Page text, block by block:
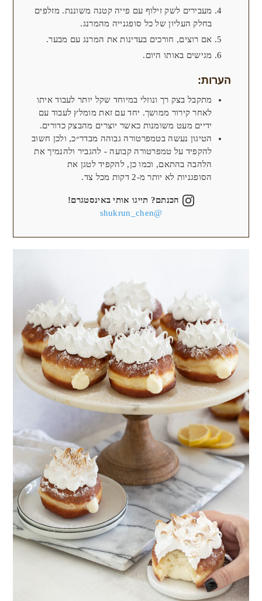
מעבירים לשק זילוף עם פייה קטנה משוננת. מזלפים
בחלק העליון של כל סופגנייה מהמרנג.
אם רוצים, חורכים בעדינות את המרנג עם מבער.
מגישים באותו היום.
הערות:
מתקבל בצק רך ונוזלי במיוחד שקל יותר לעבוד איתו
לאחר קירור ממושך. יחד עם זאת מומלץ לעבוד עם
ידיים מעט משומנות כאשר יוצרים מהבצק כדורים.
הטיגון נעשה בטמפרטורה גבוהה מבדר״כ, ולכן חשוב
להקפיד על טמפרטורה קבועה - להגביר ולהנמיך את
הלהבה בהתאם, וכמו כן, להקפיד לטגן את
הסופגניות לא יותר מ-2 דקות מכל צד.
הכנתם? תייגו אותי באינסטגרם!
@shukrun_chen